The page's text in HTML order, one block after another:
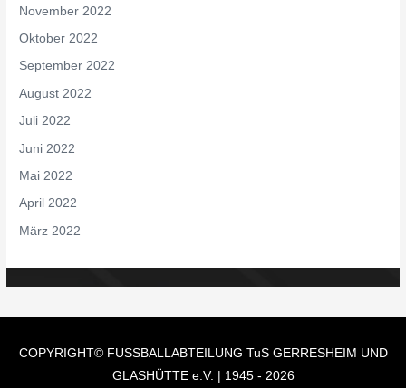
November 2022
Oktober 2022
September 2022
August 2022
Juli 2022
Juni 2022
Mai 2022
April 2022
März 2022
COPYRIGHT© FUSSBALLABTEILUNG TuS GERRESHEIM UND
GLASHÜTTE e.V. | 1945 - 2026